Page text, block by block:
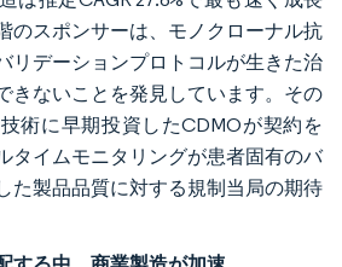
のスポンサーは、モノクローナル抗
リデーションプロトコルが生きた治
きないことを発見しています。その
術に早期投資したCDMOが契約を
タイムモニタリングが患者固有のバ
た製品品質に対する規制当局の期待